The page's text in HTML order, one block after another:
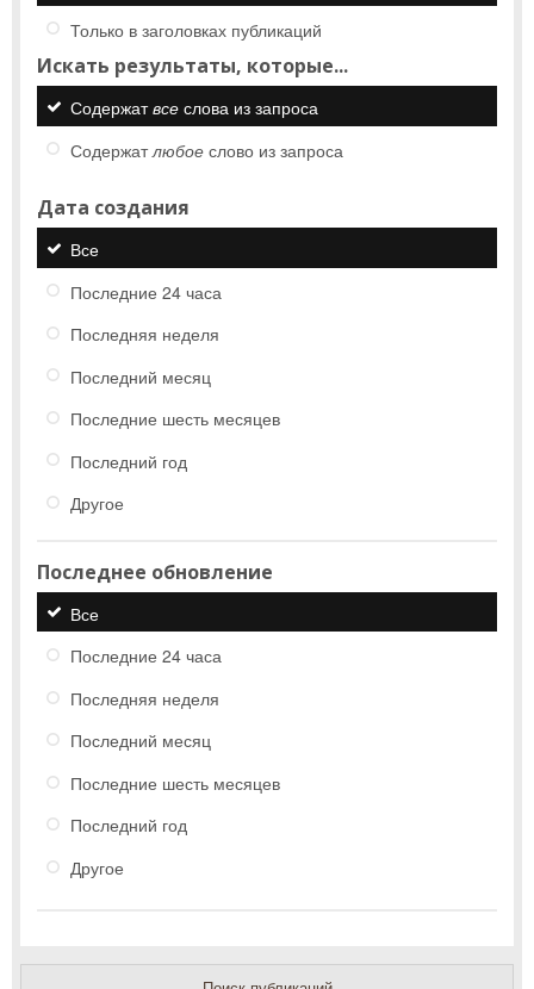
Только в заголовках публикаций
Искать результаты, которые...
Содержатвсе слова из запроса
Содержатлюбое слово из запроса
Дата создания
Все
Последние 24 часа
Последняя неделя
Последний месяц
Последние шесть месяцев
Последний год
Другое
Последнее обновление
Все
Последние 24 часа
Последняя неделя
Последний месяц
Последние шесть месяцев
Последний год
Другое